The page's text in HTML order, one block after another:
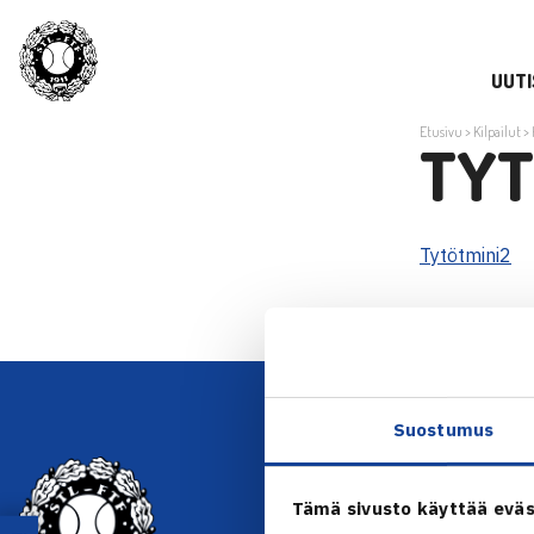
Suostumus
Tämä sivusto käyttää
Etusivu > Kilpailut>
Tytötmini2
YHTEYSTIEDOT
Olympiastadion, Paavo